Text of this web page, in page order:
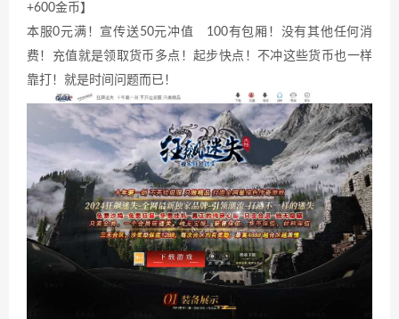
+600金币】
本服0元满！宣传送50元冲值 100有包厢！没有其他任何消
费！充值就是领取货币多点！起步快点！不冲这些货币也一样
靠打！就是时间问题而已！